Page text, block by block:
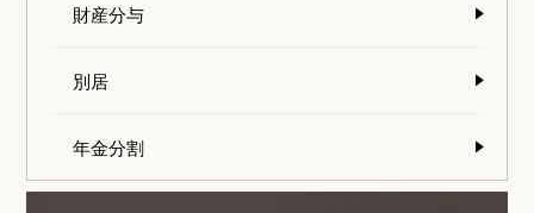
財産分与
別居
年金分割